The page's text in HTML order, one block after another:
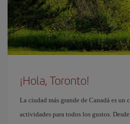
¡Hola, Toronto!
La ciudad más grande de Canadá es un
actividades para todos los gustos.